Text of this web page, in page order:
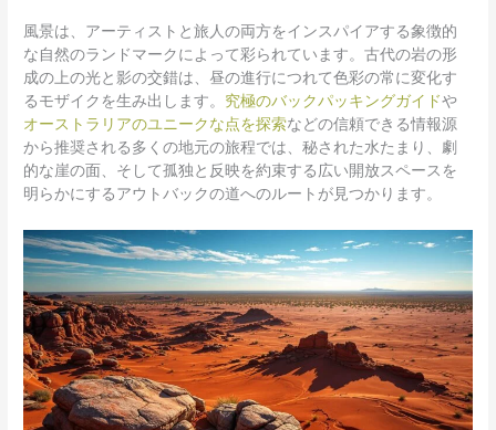
風景は、アーティストと旅人の両方をインスパイアする象徴的
な自然のランドマークによって彩られています。古代の岩の形
成の上の光と影の交錯は、昼の進行につれて色彩の常に変化す
るモザイクを生み出します。 究極のバックパッキングガイドや
オーストラリアのユニークな点を探索などの信頼できる情報源
から推奨される多くの地元の旅程では、秘された水たまり、劇
的な崖の面、そして孤独と反映を約束する広い開放スペースを
明らかにするアウトバックの道へのルートが見つかります。